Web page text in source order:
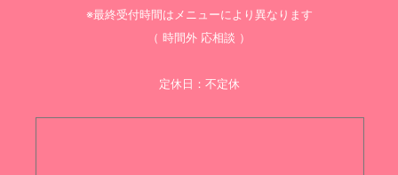
※最終受付時間はメニューにより異なります
（ 時間外 応相談 ）
定休日：不定休